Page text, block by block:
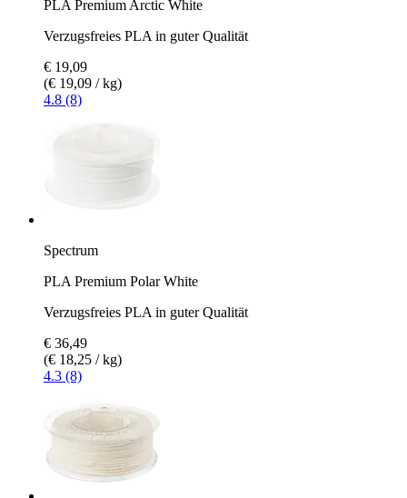
PLA Premium Arctic White
Verzugsfreies PLA in guter Qualität
€ 19,09
(€ 19,09 / kg)
4.8 (8)
Spectrum
PLA Premium Polar White
Verzugsfreies PLA in guter Qualität
€ 36,49
(€ 18,25 / kg)
4.3 (8)